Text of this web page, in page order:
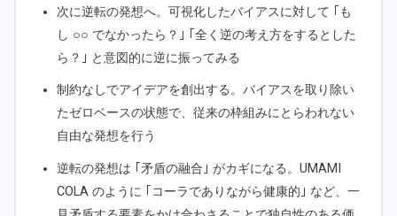
次に逆転の発想へ。可視化したバイアスに対して ｢も
し ○○ でなかったら？｣ ｢全く逆の考え方をするとした
ら？｣ と意図的に逆に振ってみる
制約なしでアイデアを創出する。バイアスを取り除い
たゼロベースの状態で、従来の枠組みにとらわれない
自由な発想を行う
逆転の発想は ｢矛盾の融合｣ がカギになる。UMAMI
COLA のように ｢コーラでありながら健康的｣ など、一